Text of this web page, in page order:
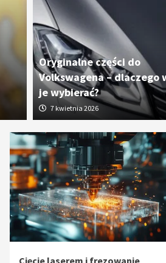
Oryginalne
dlaczego
7 kwietnia 2026
Oryginalne części do
Volkswagena – dlaczego
je wybierać?
7 kwietnia 2026
Cięcie laserem i frezowanie